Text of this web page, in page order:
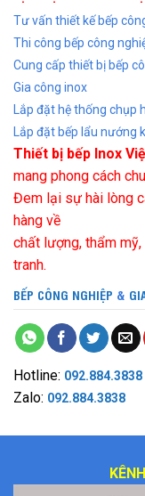
Tư vấn thiết kế bếp
Thi công bếp công
Cung cấp thiết bị bếp
Gia công inox
Lắp đặt hệ thống chụp
Lắp đặt bếp lẩu nướng
Thiết bị bếp Inox
mang phong cách
Đem lại sự hài lòng
hàng về
chất lượng, thẩm
tranh.
BẾP CÔNG NGHIỆP &
Hotline: 092.884.3838
Zalo: 092.884.3838